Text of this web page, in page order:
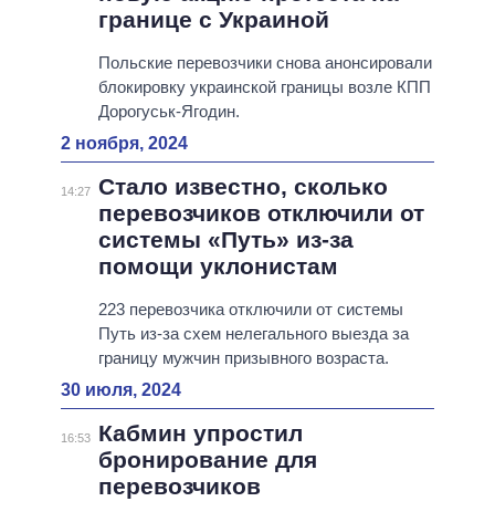
границе с Украиной
Польские перевозчики снова анонсировали
блокировку украинской границы возле КПП
Дорогуськ-Ягодин.
2 ноября, 2024
14:27 Стало известно, сколько
перевозчиков отключили от
системы «Путь» из-за
помощи уклонистам
223 перевозчика отключили от системы
Путь из-за схем нелегального выезда за
границу мужчин призывного возраста.
30 июля, 2024
16:53
Кабмин упростил
бронирование для
перевозчиков